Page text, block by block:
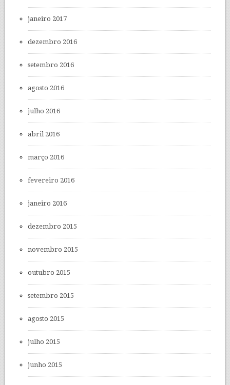
janeiro 2017
dezembro 2016
setembro 2016
agosto 2016
julho 2016
abril 2016
março 2016
fevereiro 2016
janeiro 2016
dezembro 2015
novembro 2015
outubro 2015
setembro 2015
agosto 2015
julho 2015
junho 2015